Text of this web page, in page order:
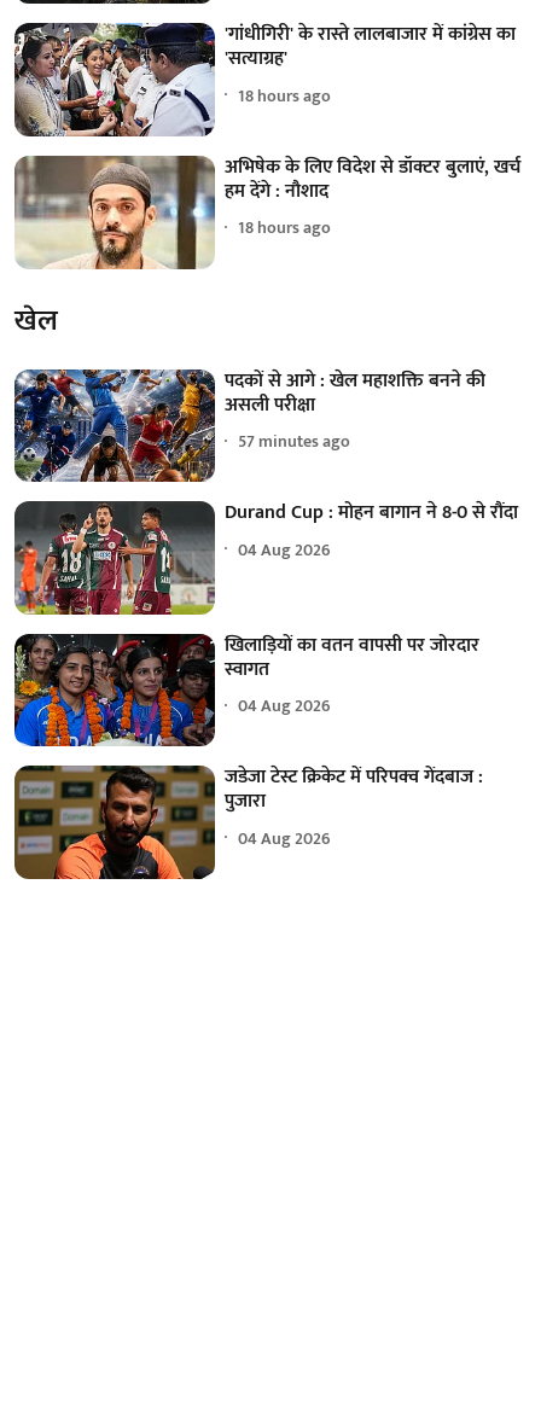
'गांधीगिरी' के रास्ते लालबाजार में कांग्रेस का
'सत्याग्रह'
18 hours ago
अभिषेक के लिए विदेश से डॉक्टर बुलाएं, खर्च
हम देंगे : नौशाद
18 hours ago
खेल
पदकों से आगे : खेल महाशक्ति बनने की
असली परीक्षा
57 minutes ago
Durand Cup : मोहन बागान ने 8-0 से रौंदा
04 Aug 2026
खिलाड़ियों का वतन वापसी पर जोरदार
स्वागत
04 Aug 2026
जडेजा टेस्ट क्रिकेट में परिपक्व गेंदबाज :
पुजारा
04 Aug 2026